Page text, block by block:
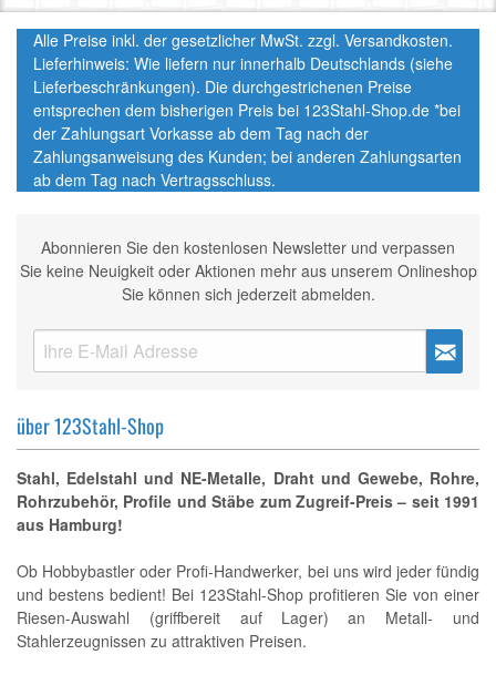
Alle Preise inkl. der gesetzlicher MwSt. zzgl. Versandkosten.
Lieferhinweis: Wie liefern nur innerhalb Deutschlands (siehe
Lieferbeschränkungen). Die durchgestrichenen Preise
entsprechen dem bisherigen Preis bei 123Stahl-Shop.de *bei
der Zahlungsart Vorkasse ab dem Tag nach der
Zahlungsanweisung des Kunden; bei anderen Zahlungsarten
ab dem Tag nach Vertragsschluss.
Abonnieren Sie den kostenlosen Newsletter und verpassen
Sie keine Neuigkeit oder Aktionen mehr aus unserem Onlineshop
Sie können sich jederzeit abmelden.
über 123Stahl-Shop
Stahl, Edelstahl und NE-Metalle, Draht und Gewebe, Rohre,
Rohrzubehör, Profile und Stäbe zum Zugreif-Preis – seit 1991
aus Hamburg!
Ob Hobbybastler oder Profi-Handwerker, bei uns wird jeder fündig
und bestens bedient! Bei 123Stahl-Shop profitieren Sie von einer
Riesen-Auswahl (griffbereit auf Lager) an Metall- und
Stahlerzeugnissen zu attraktiven Preisen.